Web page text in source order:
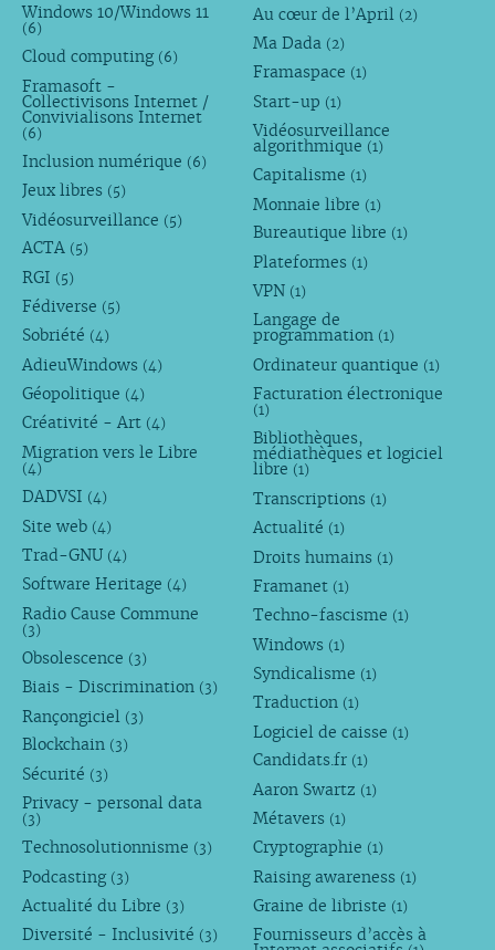
Windows 10/Windows 11
(6)
Cloud computing (6)
Framasoft -
Collectivisons Internet /
Convivialisons Internet
(6)
Inclusion numérique (6)
Jeux libres (5)
Vidéosurveillance (5)
ACTA (5)
RGI (5)
Fédiverse (5)
Sobriété (4)
AdieuWindows (4)
Géopolitique (4)
Créativité - Art (4)
Migration vers le Libre
(4)
DADVSI (4)
Site web (4)
Trad-GNU (4)
Software Heritage (4)
Radio Cause Commune
(3)
Obsolescence (3)
Biais - Discrimination (3)
Rançongiciel (3)
Blockchain (3)
Sécurité (3)
Privacy - personal data
(3)
Technosolutionnisme (3)
Podcasting (3)
Actualité du Libre (3)
Diversité - Inclusivité (3)
Au cœur de l’April (2)
Ma Dada (2)
Framaspace (1)
Start-up (1)
Vidéosurveillance
algorithmique (1)
Capitalisme (1)
Monnaie libre (1)
Bureautique libre (1)
Plateformes (1)
VPN (1)
Langage de
programmation (1)
Ordinateur quantique (1)
Facturation électronique
(1)
Bibliothèques,
médiathèques et logiciel
libre (1)
Transcriptions (1)
Actualité (1)
Droits humains (1)
Framanet (1)
Techno-fascisme (1)
Windows (1)
Syndicalisme (1)
Traduction (1)
Logiciel de caisse (1)
Candidats.fr (1)
Aaron Swartz (1)
Métavers (1)
Cryptographie (1)
Raising awareness (1)
Graine de libriste (1)
Fournisseurs d’accès à